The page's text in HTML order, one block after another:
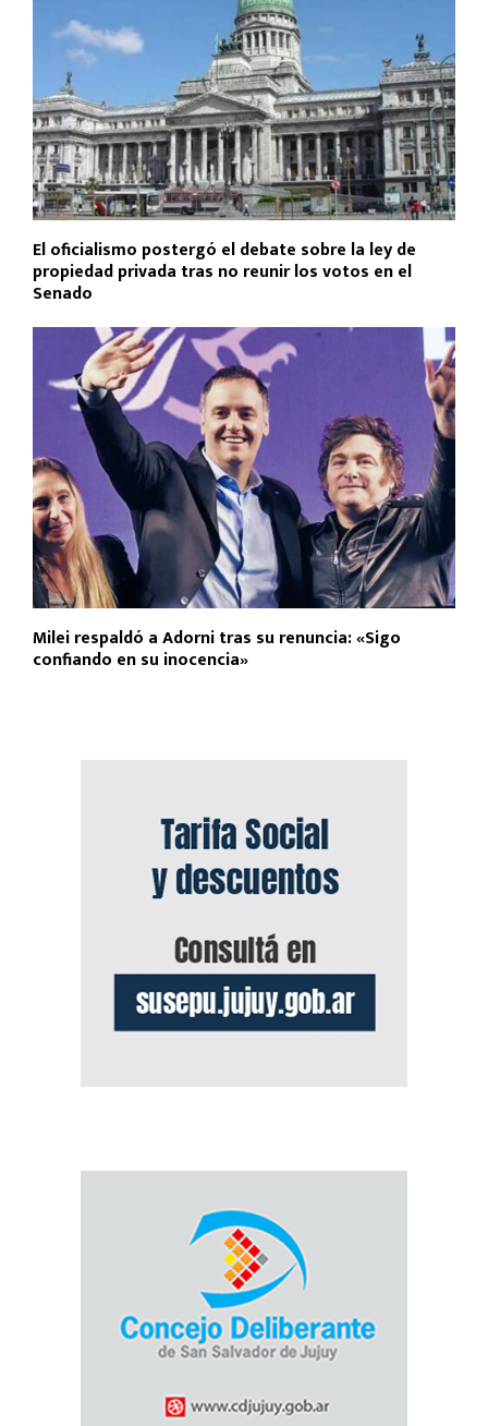
El oficialismo postergó el debate sobre la ley de
propiedad privada tras no reunir los votos en el
Senado
Milei respaldó a Adorni tras su renuncia: «Sigo
confiando en su inocencia»